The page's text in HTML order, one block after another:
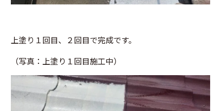
上塗り１回目、２回目で完成です。
（写真：上塗り１回目施工中）